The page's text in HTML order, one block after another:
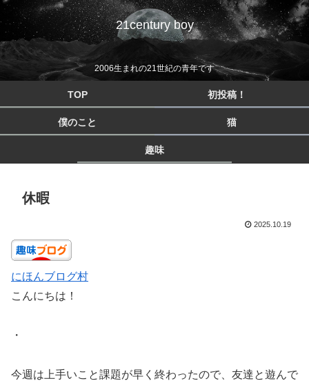
21century boy
2006生まれの21世紀の青年です
TOP 初投稿！
僕のこと 猫
趣味
休暇
2025.10.19
にほんブログ村
こんにちは！
・
今週は上手いこと課題が早く終わったので、友達と遊んで